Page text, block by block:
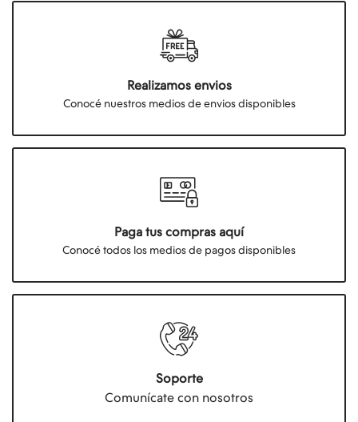
Realizamos envios
Conocé nuestros medios de envios disponibles
Paga tus compras aquí
Conocé todos los medios de pagos disponibles
Soporte
Comunícate con nosotros